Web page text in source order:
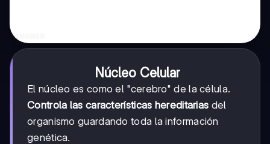
Núcleo Celular
El núcleo es como el "cerebro" de la célula.
Controla las características hereditarias del
organismo guardando toda la información
genética.